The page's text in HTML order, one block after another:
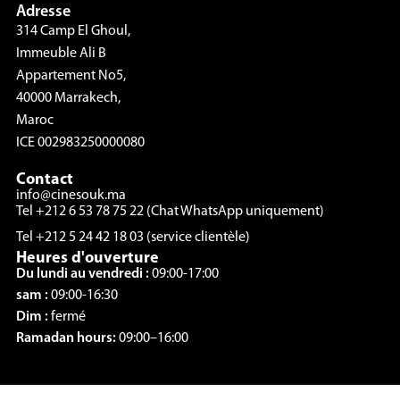
Adresse
314 Camp El Ghoul,
Immeuble Ali B
Appartement No5,
40000 Marrakech,
Maroc
ICE 002983250000080
Contact
info@cinesouk.ma
Tel +212 6 53 78 75 22 (Chat WhatsApp uniquement)
Tel +212 5 24 42 18 03 (service clientèle)
Heures d'ouverture
Du lundi au vendredi :09:00-17:00
sam :09:00-16:30
Dim :fermé
Ramadan hours:09:00–16:00